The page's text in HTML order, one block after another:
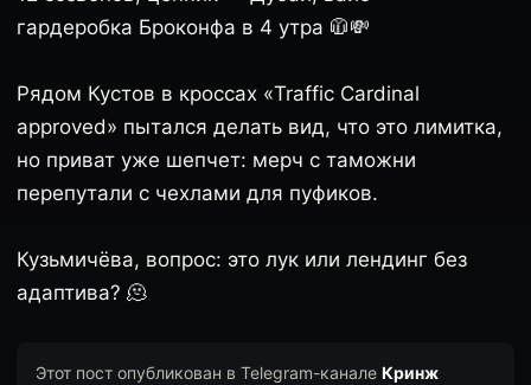
гардеробка Броконфа в 4 утра 🧥💸
Рядом Кустов в кроссах «Traffic Cardinal
approved» пытался делать вид, что это лимитка,
но приват уже шепчет: мерч с таможни
перепутали с чехлами для пуфиков.
Кузьмичёва, вопрос: это лук или лендинг без
адаптива? 🫠
Этот пост опубликован в Telegram-канале Кринж